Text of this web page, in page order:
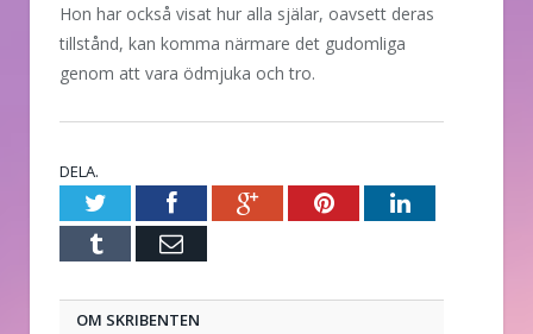
Hon har också visat hur alla själar, oavsett deras
tillstånd, kan komma närmare det gudomliga
genom att vara ödmjuka och tro.
DELA.
TwitterFacebookGoogle+PinterestLinkedIn
Tumblr E-
OM SKRIBENTEN